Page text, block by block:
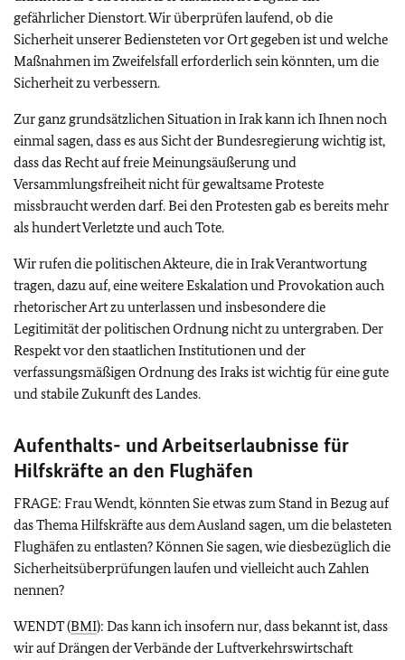
gefährlicher Dienstort. Wir überprüfen laufend, ob die
Sicherheit unserer Bediensteten vor Ort gegeben ist und welche
Maßnahmen im Zweifelsfall erforderlich sein könnten, um die
Sicherheit zu verbessern.
Zur ganz grundsätzlichen Situation in Irak kann ich Ihnen noch
einmal sagen, dass es aus Sicht der Bundesregierung wichtig ist,
dass das Recht auf freie Meinungsäußerung und
Versammlungsfreiheit nicht für gewaltsame Proteste
missbraucht werden darf. Bei den Protesten gab es bereits mehr
als hundert Verletzte und auch Tote.
Wir rufen die politischen Akteure, die in Irak Verantwortung
tragen, dazu auf, eine weitere Eskalation und Provokation auch
rhetorischer Art zu unterlassen und insbesondere die
Legitimität der politischen Ordnung nicht zu untergraben. Der
Respekt vor den staatlichen Institutionen und der
verfassungsmäßigen Ordnung des Iraks ist wichtig für eine gute
und stabile Zukunft des Landes.
Aufenthalts- und Arbeitserlaubnisse für
Hilfskräfte an den Flughäfen
FRAGE: Frau Wendt, könnten Sie etwas zum Stand in Bezug auf
das Thema Hilfskräfte aus dem Ausland sagen, um die belasteten
Flughäfen zu entlasten? Können Sie sagen, wie diesbezüglich die
Sicherheitsüberprüfungen laufen und vielleicht auch Zahlen
nennen?
WENDT (BMI): Das kann ich insofern nur, dass bekannt ist, dass
wir auf Drängen der Verbände der Luftverkehrswirtschaft